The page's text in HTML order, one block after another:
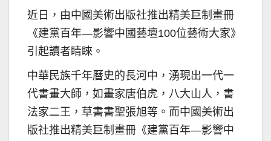
近日，由中國美術出版社推出精美巨制畫冊
《建黨百年—影響中國藝壇100位藝術大家》
引起讀者睛睞。
中華民族千年曆史的長河中，湧現出一代一
代書畫大師，如畫家唐伯虎，八大山人，書
法家二王，草書書聖張旭等。而中國美術出
版社推出精美巨制畫冊《建黨百年—影響中